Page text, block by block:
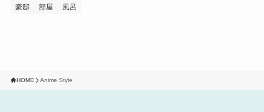
豪邸
部屋 風呂
HOME Anime Style